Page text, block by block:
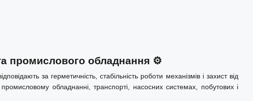
промислового обладнання ⚙️
за герметичність, стабільність роботи механізмів і захист від
обладнанні, транспорті, насосних системах, побутових і